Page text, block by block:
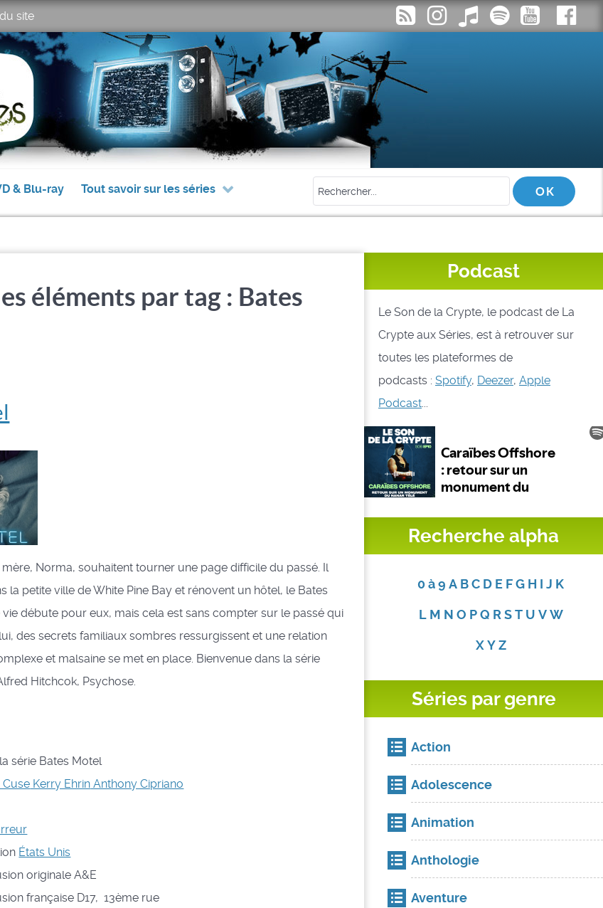
site
& Blu-ray Tout savoir sur les séries
éléments par tag : Bates
Norma, souhaitent tourner une page difficile du passé. Il
la petite ville de White Pine Bay et rénovent un hôtel, le Bates
débute pour eux, mais cela est sans compter sur le passé qui
des secrets familiaux sombres ressurgissent et une relation
et malsaine se met en place. Bienvenue dans la série
Hitchcok, Psychose.
série Bates Motel
Cuse Kerry Ehrin Anthony Cipriano
États Unis
originale A&E
française D17, 13ème rue
Podcast
Le Son de la Crypte, le podcast de La
Crypte aux Séries, est à retrouver sur
toutes les plateformes de
podcasts : Spotify, Deezer, Apple
Podcast...
Recherche alpha
0 à 9 A BC D E FG H I J K
L M N O P Q R S T U V W
X Y Z
Séries par genre
Action
Adolescence
Animation
Anthologie
Aventure